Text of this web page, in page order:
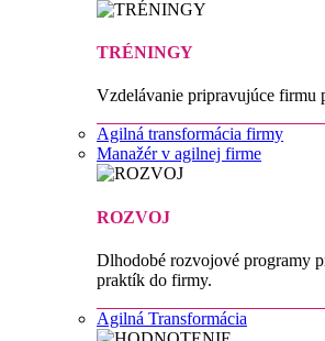
TRÉNINGY
Vzdelávanie pripravujúce firmu
Agilná transformácia firmy
Manažér v agilnej firme
ROZVOJ
Dlhodobé rozvojové programy
praktík do firmy.
Agilná Transformácia